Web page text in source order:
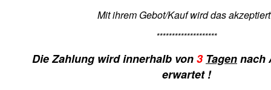
Mit ihrem Gebot/Kauf wird das
********************
Die Zahlung wird innerhalb von3 Tagennach
erwartet !